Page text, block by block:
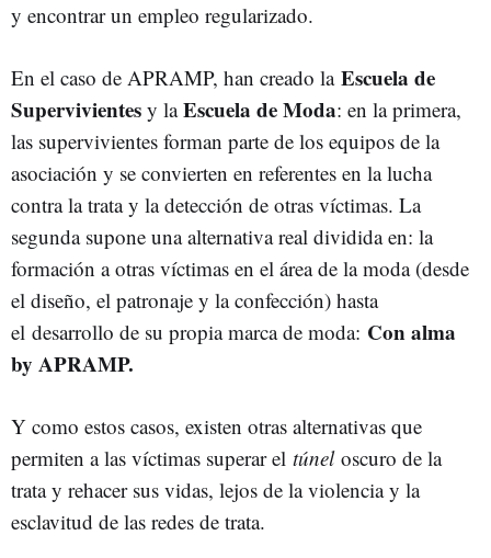
y encontrar un empleo regularizado.
En el caso de APRAMP, han creado laEscuela de
Supervivientes y laEscuela de Moda: en la primera,
las supervivientes forman parte de los equipos de la
asociación y se convierten en referentes en la lucha
contra la trata y la detección de otras víctimas. La
segunda supone una alternativa real dividida en: la
formación a otras víctimas en el área de la moda (desde
el diseño, el patronaje y la confección) hasta
el desarrollo de su propia marca de moda: Con alma
by APRAMP.
Y como estos casos, existen otras alternativas que
permiten a las víctimas superar el túnel oscuro de la
trata y rehacer sus vidas, lejos de la violencia y la
esclavitud de las redes de trata.